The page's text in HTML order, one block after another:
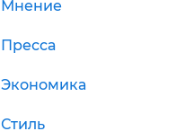
Мнение
Пресса
Экономика
Стиль